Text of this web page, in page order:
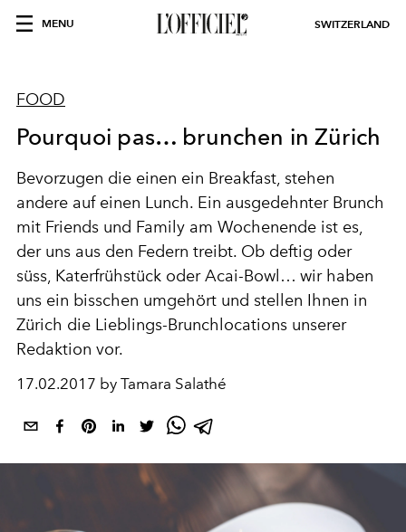
MENU SWITZERLAND
FOOD
Pourquoi pas… brunchen in Zürich
Bevorzugen die einen ein Breakfast, stehen
andere auf einen Lunch. Ein ausgedehnter Brunch
mit Friends und Family am Wochenende ist es,
der uns aus den Federn treibt. Ob deftig oder
süss, Katerfrühstück oder Acai-Bowl… wir haben
uns ein bisschen umgehört und stellen Ihnen in
Zürich die Lieblings-Brunchlocations unserer
Redaktion vor.
17.02.2017 by Tamara Salathé